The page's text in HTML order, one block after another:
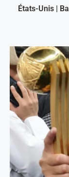
États-Unis |